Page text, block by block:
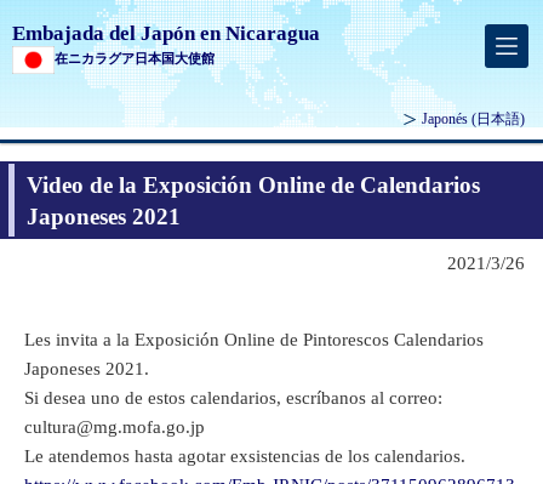
Embajada del Japón en Nicaragua
在ニカラグア日本国大使館
Japonés (日本語)
Video de la Exposición Online de Calendarios
Japoneses 2021
2021/3/26
Les invita a la Exposición Online de Pintorescos Calendarios
Japoneses 2021.
Si desea uno de estos calendarios, escríbanos al correo:
cultura@mg.mofa.go.jp
Le atendemos hasta agotar exsistencias de los calendarios.